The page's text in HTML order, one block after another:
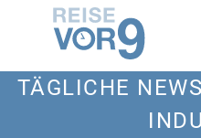
TÄGLICHE